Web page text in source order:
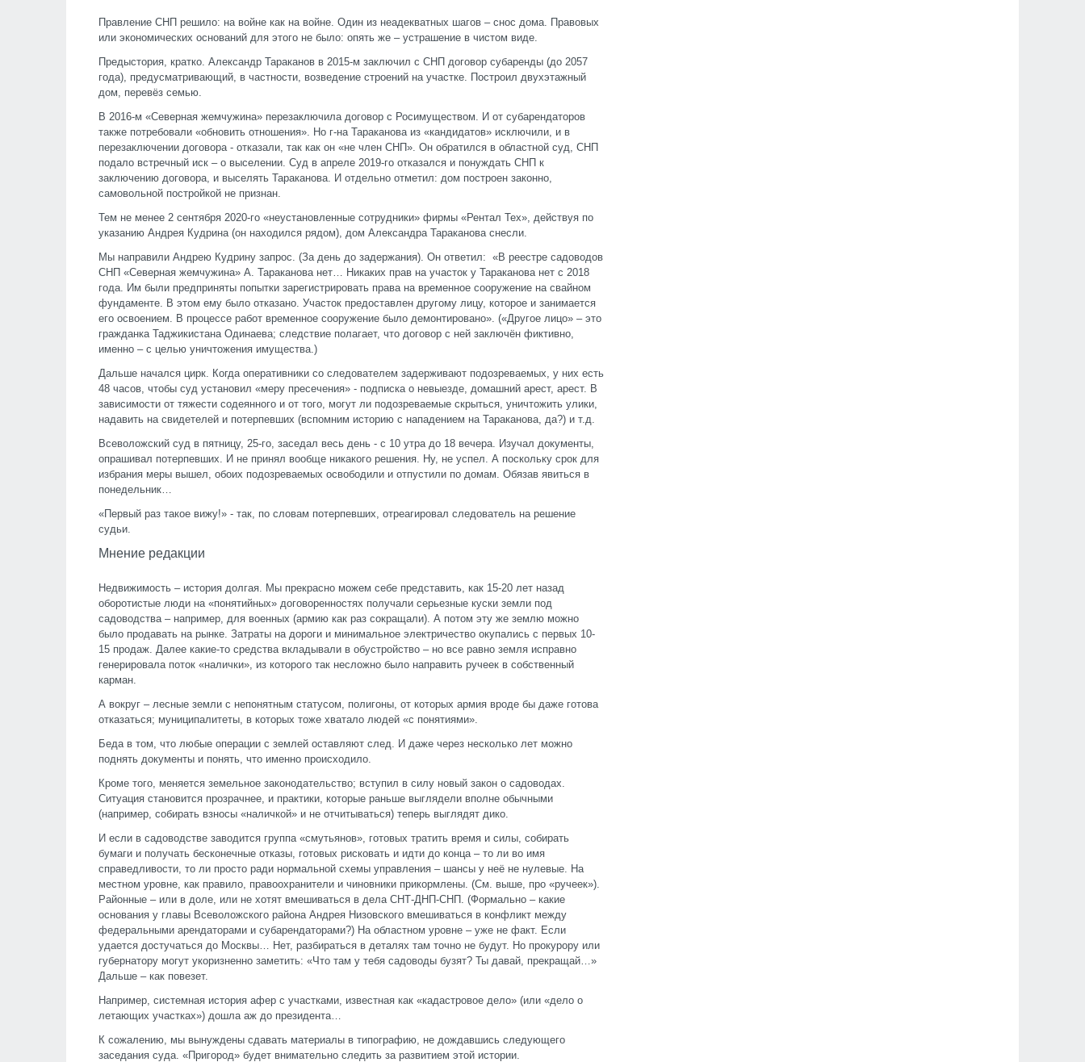
Правление СНП решило: на войне как на войне. Один из неадекватных шагов – снос дома. Правовых
или экономических оснований для этого не было: опять же – устрашение в чистом виде.
Предыстория, кратко. Александр Тараканов в 2015-м заключил с СНП договор субаренды (до 2057
года), предусматривающий, в частности, возведение строений на участке. Построил двухэтажный
дом, перевёз семью.
В 2016-м «Северная жемчужина» перезаключила договор с Росимуществом. И от субарендаторов
также потребовали «обновить отношения». Но г-на Тараканова из «кандидатов» исключили, и в
перезаключении договора - отказали, так как он «не член СНП». Он обратился в областной суд, СНП
подало встречный иск – о выселении. Суд в апреле 2019-го отказался и понуждать СНП к
заключению договора, и выселять Тараканова. И отдельно отметил: дом построен законно,
самовольной постройкой не признан.
Тем не менее 2 сентября 2020-го «неустановленные сотрудники» фирмы «Рентал Тех», действуя по
указанию Андрея Кудрина (он находился рядом), дом Александра Тараканова снесли.
Мы направили Андрею Кудрину запрос. (За день до задержания). Он ответил: «В реестре садоводов
СНП «Северная жемчужина» А. Тараканова нет… Никаких прав на участок у Тараканова нет с 2018
года. Им были предприняты попытки зарегистрировать права на временное сооружение на свайном
фундаменте. В этом ему было отказано. Участок предоставлен другому лицу, которое и занимается
его освоением. В процессе работ временное сооружение было демонтировано». («Другое лицо» – это
гражданка Таджикистана Одинаева; следствие полагает, что договор с ней заключён фиктивно,
именно – с целью уничтожения имущества.)
Дальше начался цирк. Когда оперативники со следователем задерживают подозреваемых, у них есть
48 часов, чтобы суд установил «меру пресечения» - подписка о невыезде, домашний арест, арест. В
зависимости от тяжести содеянного и от того, могут ли подозреваемые скрыться, уничтожить улики,
надавить на свидетелей и потерпевших (вспомним историю с нападением на Тараканова, да?) и т.д.
Всеволожский суд в пятницу, 25-го, заседал весь день - с 10 утра до 18 вечера. Изучал документы,
опрашивал потерпевших. И не принял вообще никакого решения. Ну, не успел. А поскольку срок для
избрания меры вышел, обоих подозреваемых освободили и отпустили по домам. Обязав явиться в
понедельник…
«Первый раз такое вижу!» - так, по словам потерпевших, отреагировал следователь на решение
судьи.
Мнение редакции
Недвижимость – история долгая. Мы прекрасно можем себе представить, как 15-20 лет назад
оборотистые люди на «понятийных» договоренностях получали серьезные куски земли под
садоводства – например, для военных (армию как раз сокращали). А потом эту же землю можно
было продавать на рынке. Затраты на дороги и минимальное электричество окупались с первых 10-
15 продаж. Далее какие-то средства вкладывали в обустройство – но все равно земля исправно
генерировала поток «налички», из которого так несложно было направить ручеек в собственный
карман.
А вокруг – лесные земли с непонятным статусом, полигоны, от которых армия вроде бы даже готова
отказаться; муниципалитеты, в которых тоже хватало людей «с понятиями».
Беда в том, что любые операции с землей оставляют след. И даже через несколько лет можно
поднять документы и понять, что именно происходило.
Кроме того, меняется земельное законодательство; вступил в силу новый закон о садоводах.
Ситуация становится прозрачнее, и практики, которые раньше выглядели вполне обычными
(например, собирать взносы «наличкой» и не отчитываться) теперь выглядят дико.
И если в садоводстве заводится группа «смутьянов», готовых тратить время и силы, собирать
бумаги и получать бесконечные отказы, готовых рисковать и идти до конца – то ли во имя
справедливости, то ли просто ради нормальной схемы управления – шансы у неё не нулевые. На
местном уровне, как правило, правоохранители и чиновники прикормлены. (См. выше, про «ручеек»).
Районные – или в доле, или не хотят вмешиваться в дела СНТ-ДНП-СНП. (Формально – какие
основания у главы Всеволожского района Андрея Низовского вмешиваться в конфликт между
федеральными арендаторами и субарендаторами?) На областном уровне – уже не факт. Если
удается достучаться до Москвы… Нет, разбираться в деталях там точно не будут. Но прокурору или
губернатору могут укоризненно заметить: «Что там у тебя садоводы бузят? Ты давай, прекращай…»
Дальше – как повезет.
Например, системная история афер с участками, известная как «кадастровое дело» (или «дело о
летающих участках») дошла аж до президента…
К сожалению, мы вынуждены сдавать материалы в типографию, не дождавшись следующего
заседания суда. «Пригород» будет внимательно следить за развитием этой истории.